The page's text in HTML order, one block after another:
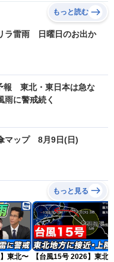
もっと読む
ラ雷雨 日曜日のお出か
報 東北・東日本は急な
に警戒続く
マップ 8月9日(日)
もっと見る
東北〜
【台風15号 2026】東北